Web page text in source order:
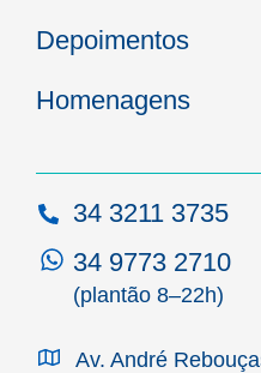
Depoimentos
Homenagens
34 3211 3735
34 9773 2710
(plantão 8–22h)
Av. André